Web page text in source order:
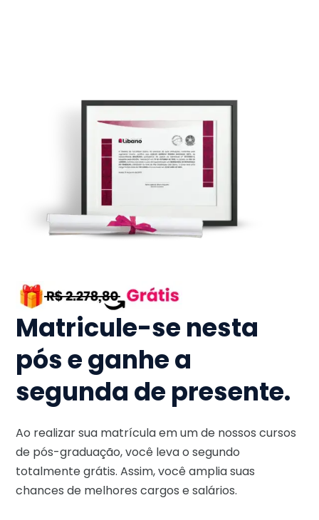
Matricule-se nesta
pós e ganhe a
segunda de presente.
Ao realizar sua matrícula em um de nossos cursos
de pós-graduação, você leva o segundo
totalmente grátis. Assim, você amplia suas
chances de melhores cargos e salários.